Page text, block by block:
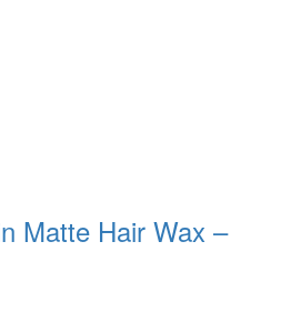
Matte Hair Wax –